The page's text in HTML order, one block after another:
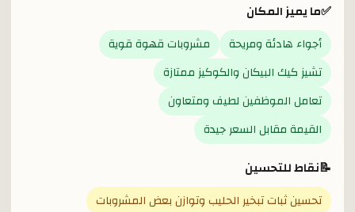
✅ما يميز المكان
أجواء هادئة ومريحة
مشروبات قهوة قوية
تشيز كيك البيكان والكوكيز ممتازة
تعامل الموظفين لطيف ومتعاون
القيمة مقابل السعر جيدة
📝نقاط للتحسين
تحسين ثبات تبخير الحليب وتوازن بعض المشروبات